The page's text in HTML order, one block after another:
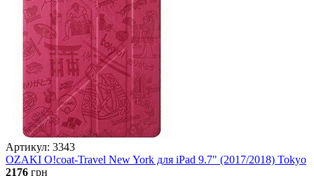
Артикул: 3343
OZAKI O!coat-Travel New York для iPad 9.7" (2017/2018) Tokyo
2176 грн